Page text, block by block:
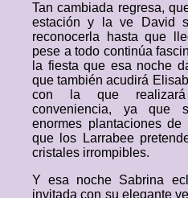
Tan cambiada regresa,
estación y la ve David
reconocerla hasta que
pese a todo continúa
la fiesta que esa noche
que también acudirá
con la que
conveniencia, ya que
enormes plantaciones
que los Larrabee
cristales irrompibles.
Y esa noche Sabrina
invitada con su elegante